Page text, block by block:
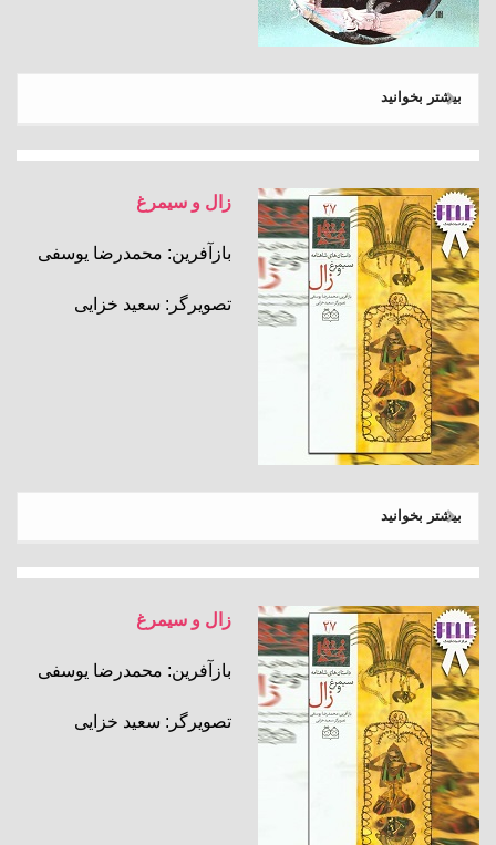
بیشتر بخوانید
زال و سیمرغ
بازآفرین: محمدرضا یوسفی
تصویرگر: سعید خزایی
بیشتر بخوانید
زال و سیمرغ
بازآفرین: محمدرضا یوسفی
تصویرگر: سعید خزایی